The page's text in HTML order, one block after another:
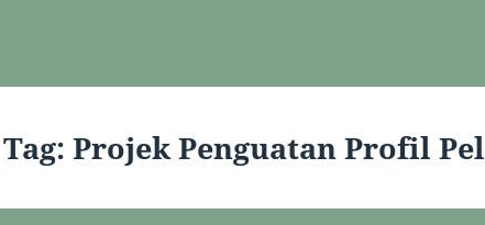
Tag:Projek Penguatan Profil